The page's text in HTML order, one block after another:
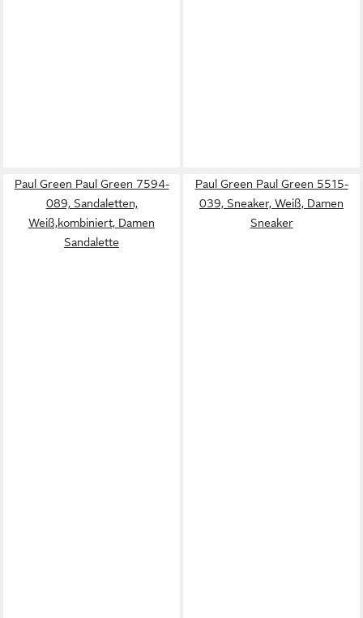
Paul Green Paul Green 7594-
089, Sandaletten,
Weiß,kombiniert, Damen
Sandalette
Paul Green Paul Green 5515-
039, Sneaker, Weiß, Damen
Sneaker